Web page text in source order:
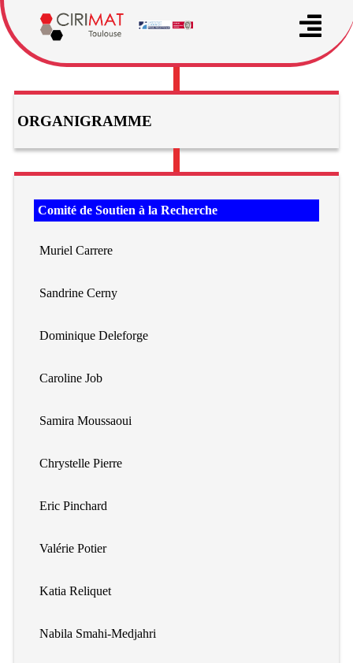
ORGANIGRAMME
Comité de Soutien à la Recherche
Muriel Carrere
Sandrine Cerny
Dominique Deleforge
Caroline Job
Samira Moussaoui
Chrystelle Pierre
Eric Pinchard
Valérie Potier
Katia Reliquet
Nabila Smahi-Medjahri